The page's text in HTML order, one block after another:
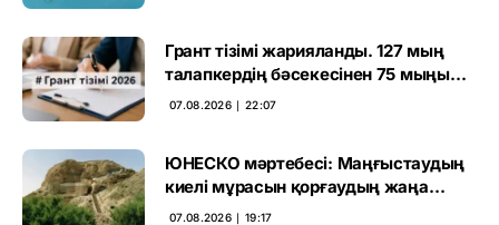
Грант тізімі жарияланды. 127 мың
талапкердің бәсекесінен 75 мыңы
өтті
07.08.2026 ∣ 22:07
ЮНЕСКО мәртебесі: Маңғыстаудың
киелі мұрасын қорғаудың жаңа
кезеңі басталды
07.08.2026 ∣ 19:17